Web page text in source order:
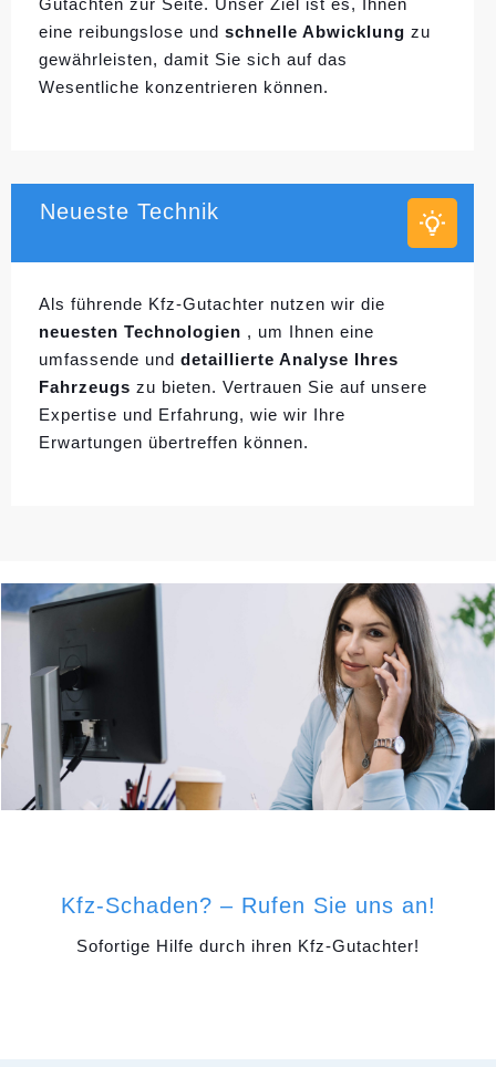
Gutachten zur Seite. Unser Ziel ist es, Ihnen
eine reibungslose und schnelle Abwicklung zu
gewährleisten, damit Sie sich auf das
Wesentliche konzentrieren können.
Neueste Technik
Als führende Kfz-Gutachter nutzen wir die
neuesten Technologien , um Ihnen eine
umfassende und detaillierte Analyse Ihres
Fahrzeugs zu bieten. Vertrauen Sie auf unsere
Expertise und Erfahrung, wie wir Ihre
Erwartungen übertreffen können.
Kfz-Schaden? – Rufen Sie uns an!
Sofortige Hilfe durch ihren Kfz-Gutachter!